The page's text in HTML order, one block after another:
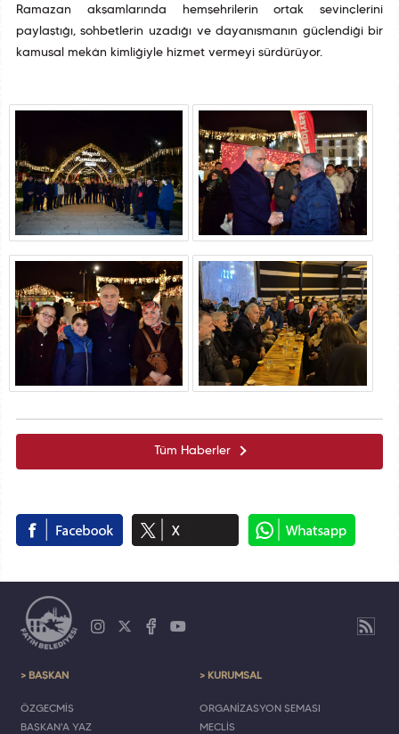
Ramazan akşamlarında hemşehrilerin ortak sevinçlerini
paylaştığı, sohbetlerin uzadığı ve dayanışmanın güçlendiği bir
kamusal mekân kimliğiyle hizmet vermeyi sürdürüyor.
Tüm Haberler
> BAŞKAN
ÖZGEÇMİŞ
BAŞKAN'A YAZ
> KURUMSAL
ORGANİZASYON ŞEMASI
MECLİS